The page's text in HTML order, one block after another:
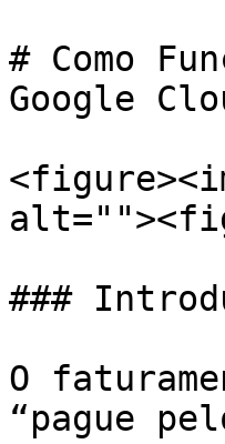
# Como
Google
###
O
“pague